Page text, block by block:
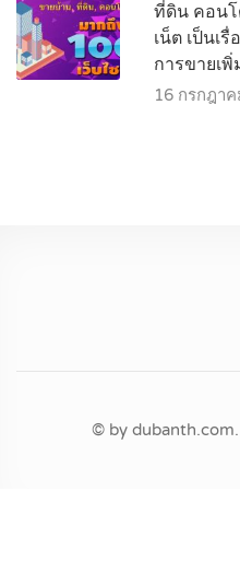
ที่ดิน คอนโ
เน็ต เป็นเ
การขายเพิ่
16 กรกฎา
© by